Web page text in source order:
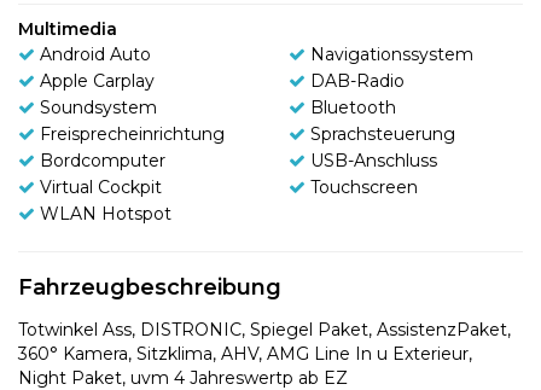
Multimedia
Android Auto
Navigationssystem
Apple Carplay
DAB-Radio
Soundsystem
Bluetooth
Freisprecheinrichtung
Sprachsteuerung
Bordcomputer
USB-Anschluss
Virtual Cockpit
Touchscreen
WLAN Hotspot
Fahrzeugbeschreibung
Totwinkel Ass, DISTRONIC, Spiegel Paket, AssistenzPaket,
360° Kamera, Sitzklima, AHV, AMG Line In u Exterieur,
Night Paket, uvm 4 Jahreswertp ab EZ